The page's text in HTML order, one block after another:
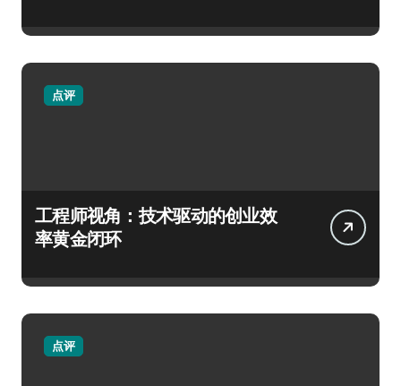
点评
工程师视角：技术驱动的创业效
率黄金闭环
点评